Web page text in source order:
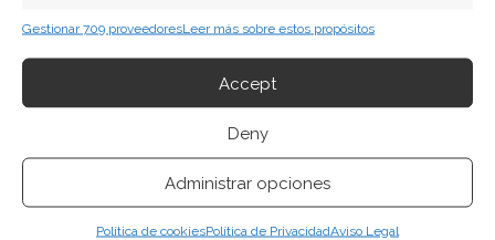
Gestionar 709 proveedoresLeer más sobre estos propósitos
Accept
Deny
Administrar opciones
Política de cookiesPolítica de PrivacidadAviso Legal
Micron: el gigante de la memoria que baila al filo de
la navaja entre récords históricos y una liquidación
SK Hynix: el pacto con Nvidia y las compras del
presidente desatan el mayor rally del Kospi en 17